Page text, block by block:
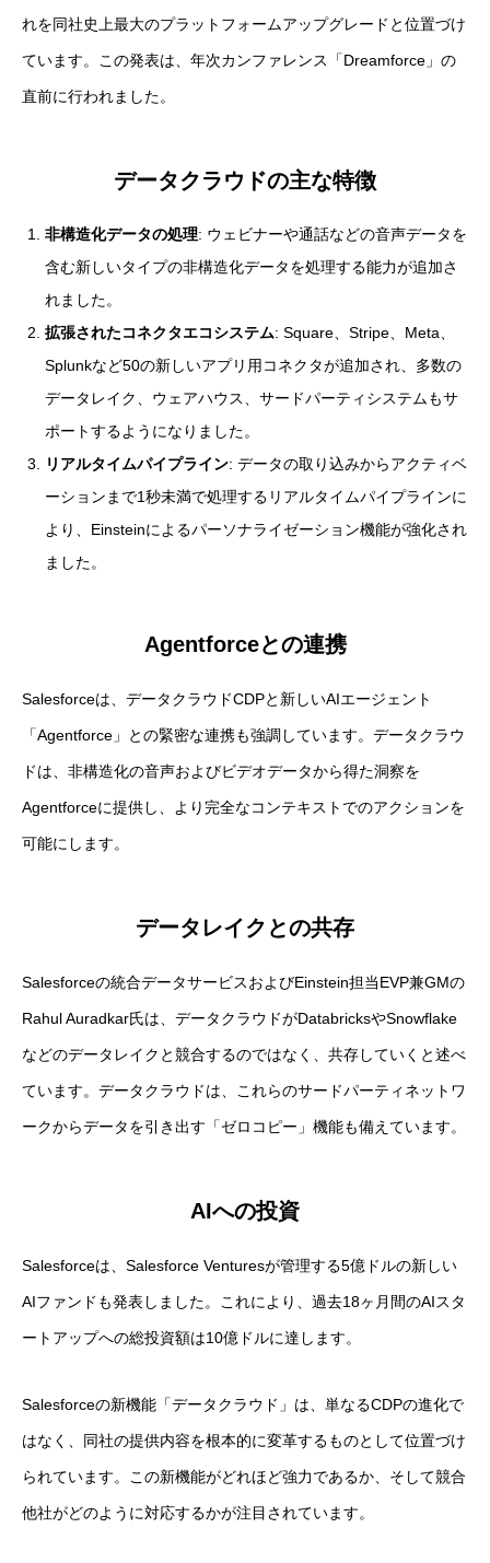
れを同社史上最大のプラットフォームアップグレードと位置づけ
ています。この発表は、年次カンファレンス「Dreamforce」の
直前に行われました。
データクラウドの主な特徴
非構造化データの処理: ウェビナーや通話などの音声データを
含む新しいタイプの非構造化データを処理する能力が追加さ
れました。
拡張されたコネクタエコシステム: Square、Stripe、Meta、
Splunkなど50の新しいアプリ用コネクタが追加され、多数の
データレイク、ウェアハウス、サードパーティシステムもサ
ポートするようになりました。
リアルタイムパイプライン: データの取り込みからアクティベ
ーションまで1秒未満で処理するリアルタイムパイプラインに
より、Einsteinによるパーソナライゼーション機能が強化され
ました。
Agentforceとの連携
Salesforceは、データクラウドCDPと新しいAIエージェント
「Agentforce」との緊密な連携も強調しています。データクラウ
ドは、非構造化の音声およびビデオデータから得た洞察を
Agentforceに提供し、より完全なコンテキストでのアクションを
可能にします。
データレイクとの共存
Salesforceの統合データサービスおよびEinstein担当EVP兼GMの
Rahul Auradkar氏は、データクラウドがDatabricksやSnowflake
などのデータレイクと競合するのではなく、共存していくと述べ
ています。データクラウドは、これらのサードパーティネットワ
ークからデータを引き出す「ゼロコピー」機能も備えています。
AIへの投資
Salesforceは、Salesforce Venturesが管理する5億ドルの新しい
AIファンドも発表しました。これにより、過去18ヶ月間のAIスタ
ートアップへの総投資額は10億ドルに達します。
Salesforceの新機能「データクラウド」は、単なるCDPの進化で
はなく、同社の提供内容を根本的に変革するものとして位置づけ
られています。この新機能がどれほど強力であるか、そして競合
他社がどのように対応するかが注目されています。